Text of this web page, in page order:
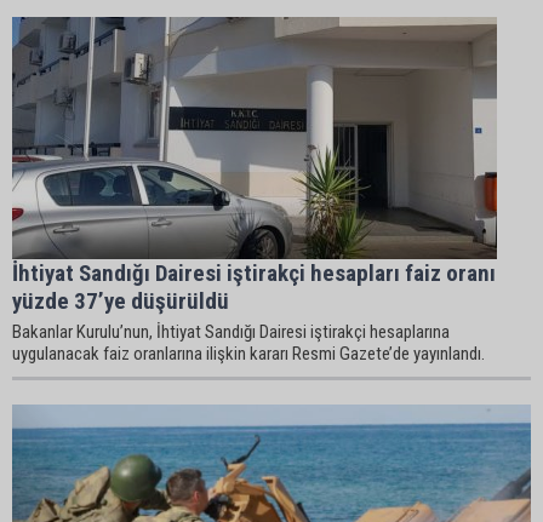
İhtiyat Sandığı Dairesi iştirakçi hesapları faiz oranı
yüzde 37’ye düşürüldü
Bakanlar Kurulu’nun, İhtiyat Sandığı Dairesi iştirakçi hesaplarına
uygulanacak faiz oranlarına ilişkin kararı Resmi Gazete’de yayınlandı.